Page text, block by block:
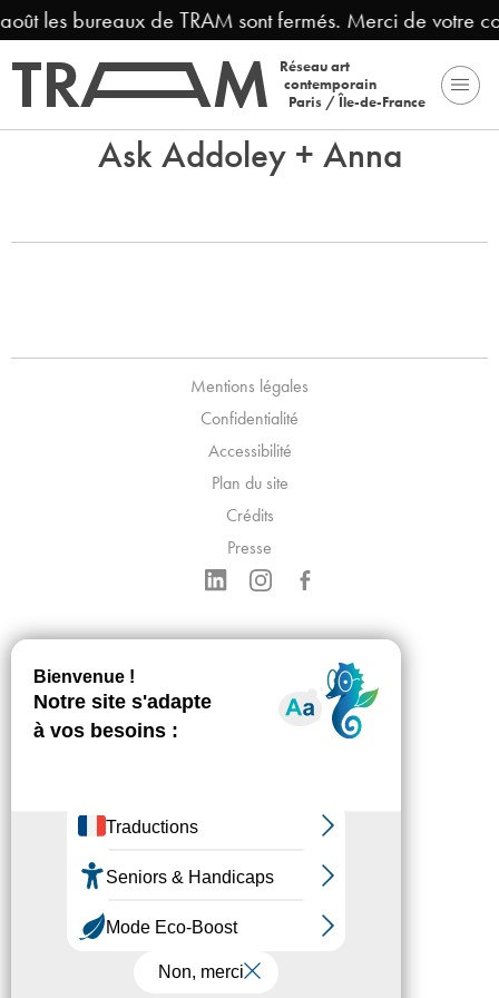
les bureaux de TRAM sont fermés. Merci de votre
Réseau art
contemporain
Paris / Île-de-France
Ask Addoley + Anna
Mentions légales
Confidentialité
Accessibilité
Plan du site
Crédits
Presse